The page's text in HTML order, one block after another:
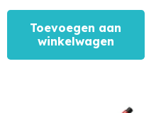
Toevoegen aan
winkelwagen